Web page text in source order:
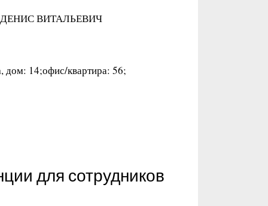
ДЕНИС ВИТАЛЬЕВИЧ
дом: 14;офис/квартира: 56;
для сотрудников